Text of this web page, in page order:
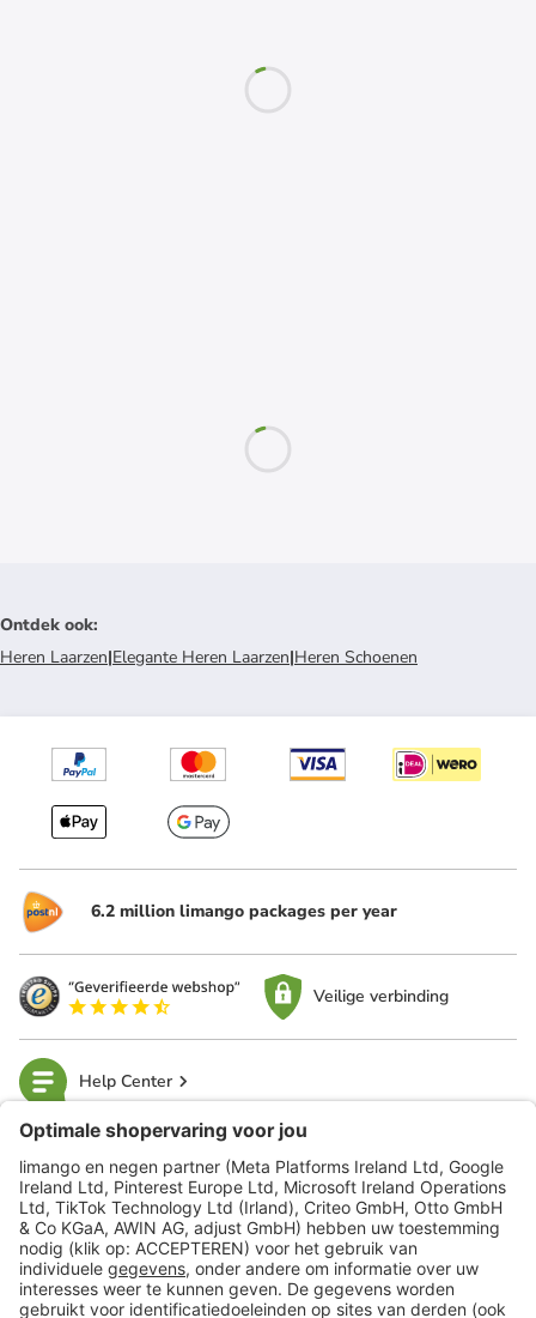
Ontdek ook:
Heren Laarzen|Elegante Heren Laarzen|Heren Schoenen
6.2 million limango packages per year
Veilige verbinding
Help Center
limango
Veilig winkelen
Klantenservice